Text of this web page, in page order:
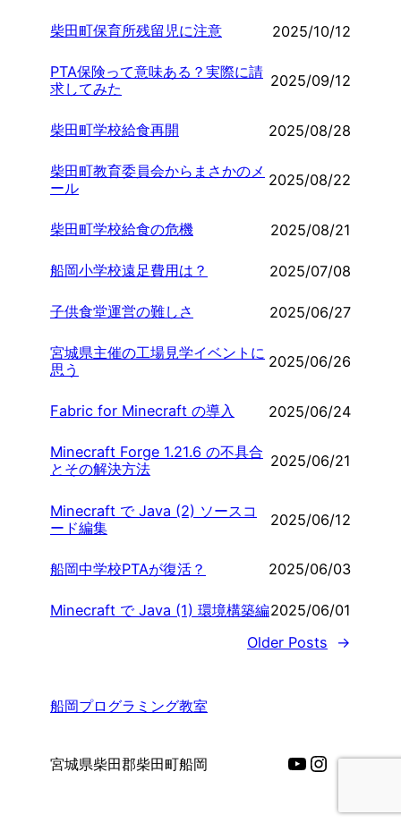
柴田町保育所残留児に注意 2025/10/12
PTA保険って意味ある？実際に請
求してみた
2025/09/12
柴田町学校給食再開 2025/08/28
柴田町教育委員会からまさかのメ
ール
2025/08/22
柴田町学校給食の危機 2025/08/21
船岡小学校遠足費用は？ 2025/07/08
子供食堂運営の難しさ 2025/06/27
宮城県主催の工場見学イベントに
思う
2025/06/26
Fabric for Minecraft の導入 2025/06/24
Minecraft Forge 1.21.6 の不具合
とその解決方法
2025/06/21
Minecraft で Java (2) ソースコ
ード編集
2025/06/12
船岡中学校PTAが復活？ 2025/06/03
Minecraft で Java (1) 環境構築編2025/06/01
Older Posts
→
船岡プログラミング教室
宮城県柴田郡柴田町船岡 YouTube